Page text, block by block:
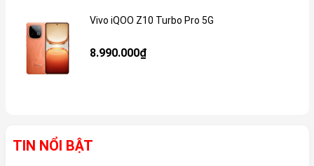
Vivo iQOO Z10 Turbo Pro 5G
8.990.000₫
TIN NỔI BẬT